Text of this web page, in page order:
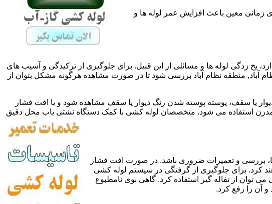
زمانی معین باعث افزایش عمر لوله ها و
یخ زدگی لوله ها و مسائلی از این قبیل. برای جلوگیری از ترکیدگی و آسیب های
منطقه نظام آباد بررسی شود تا در صورت مشاهده هرگونه مشکل بتوان از
یا سقف، پوسته پوسته شدن رنگ دیوار یا سقف مشاهده شود و یا افت فشار
مدرن استفاده می شود. متخصصان لوله کشی با کمک دستگاه نشتی یاب محل دقیق
بررسی و تعمیرات ضروری باشد. در صورت افت فشار
کرد. برای جلوگیری از گرفتگی در سیستم لوله کشی
توان از تفاله گیر استفاده کرد. گاهی بوی نامطبوع
و آن را رفع کرد.